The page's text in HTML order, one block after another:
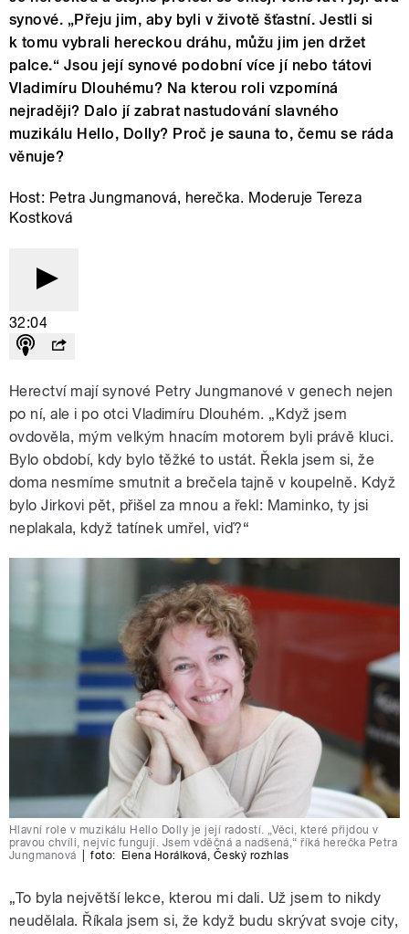
synové. „Přeju jim, aby byli v životě šťastní. Jestli si
k tomu vybrali hereckou dráhu, můžu jim jen držet
palce.“ Jsou její synové podobní více jí nebo tátovi
Vladimíru Dlouhému? Na kterou roli vzpomíná
nejraději? Dalo jí zabrat nastudování slavného
muzikálu Hello, Dolly? Proč je sauna to, čemu se ráda
věnuje?
Host: Petra Jungmanová, herečka. Moderuje Tereza
Kostková
32:04
Herectví mají synové Petry Jungmanové v genech nejen
po ní, ale i po otci Vladimíru Dlouhém. „Když jsem
ovdověla, mým velkým hnacím motorem byli právě kluci.
Bylo období, kdy bylo těžké to ustát. Řekla jsem si, že
doma nesmíme smutnit a brečela tajně v koupelně. Když
bylo Jirkovi pět, přišel za mnou a řekl: Maminko, ty jsi
neplakala, když tatínek umřel, viď?“
Hlavní role v muzikálu Hello Dolly je její radostí. „Věci, které přijdou v
pravou chvíli, nejvíc fungují. Jsem vděčná a nadšená,“ říká herečka Petra
Jungmanová
foto: Elena Horálková, Český rozhlas
„To byla největší lekce, kterou mi dali. Už jsem to nikdy
neudělala. Říkala jsem si, že když budu skrývat svoje city,